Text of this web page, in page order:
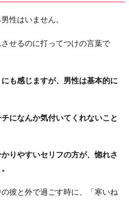
性はいません。
せるのに打ってつけの言葉で
も感じますが、男性は基本的に
になんか気付いてくれないこと
りやすいセリフの方が、惚れさ
彼と外で過ごす時に、「寒いね